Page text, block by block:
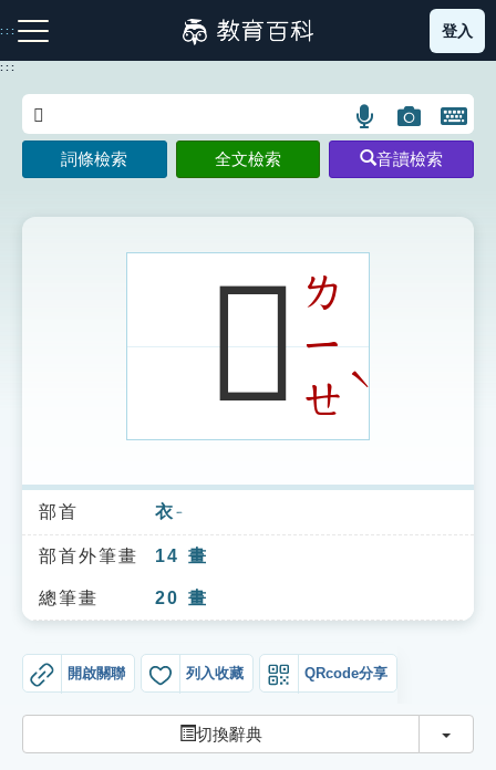
到
主
:::
注音索引圖示 筆畫索引圖示 部首索引表圖示
索引選單
知識索引
單字索引
登入
:::
語
言
搜
示
圖
片
搜
開
鍵
圖
詞條檢索 全文檢索 音讀檢索
𧞕ㄌ
ㄧ
ㄝ
ˋ
部首 衣 ㄧ
部首外筆畫 14 畫
總筆畫 20 畫
開啟關聯 列入收藏 QRcode分享
切換辭典 切換